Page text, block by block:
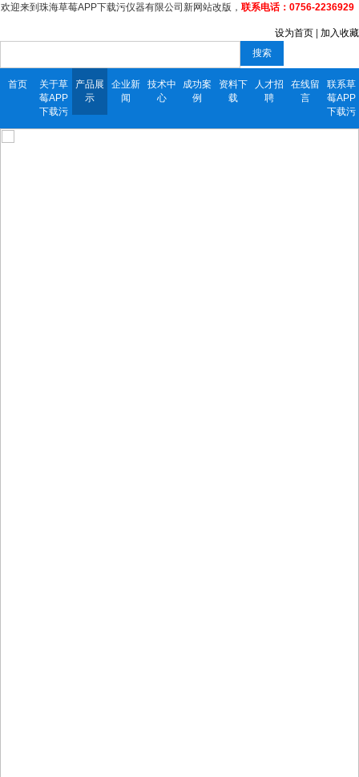
欢迎来到珠海草莓APP下载污仪器有限公司新网站改版， 联系电话：0756-2236929
设为首页
加入收藏
搜索
首页
关于草
莓APP
下载污
产品展
示
企业新
闻
技术中
心
成功案
例
资料下
载
人才招
聘
在线留
言
联系草
莓APP
下载污